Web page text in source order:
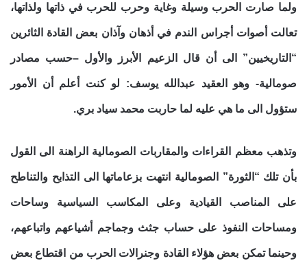
ولما صارت الحرب وسيلة وغاية وحرب للحرب في ذاتها ولذاتها،
تعالت أصوات أجراس الندم في أذهان وآذان بعض القادة الثائرين
“التاريخيين” الى أن قال الزعيم الأبرز والأول –حسب مصادر
صومالية- وهو العقيد عبدالله يوسف: لو كنت أعلم أن الأمور
ستؤول الى ما هي عليه لما حاربت محمد سياد بري.
وتذهب معظم القراءات والمقاربات الصومالية الراهنة الى القول
بأن تلك “الثورة” الصومالية انتهت بزعاماتها الى التذابح والتناطح
على المناصب القيادية وعلى المكاسب السياسية وساحات
ومساحات النفوذ على حساب جثث وجماجم أشياعهم واتباعهم،
وحينما تمكن بعض هؤلاء القادة وجنرالات الحرب من اقتطاع بعض